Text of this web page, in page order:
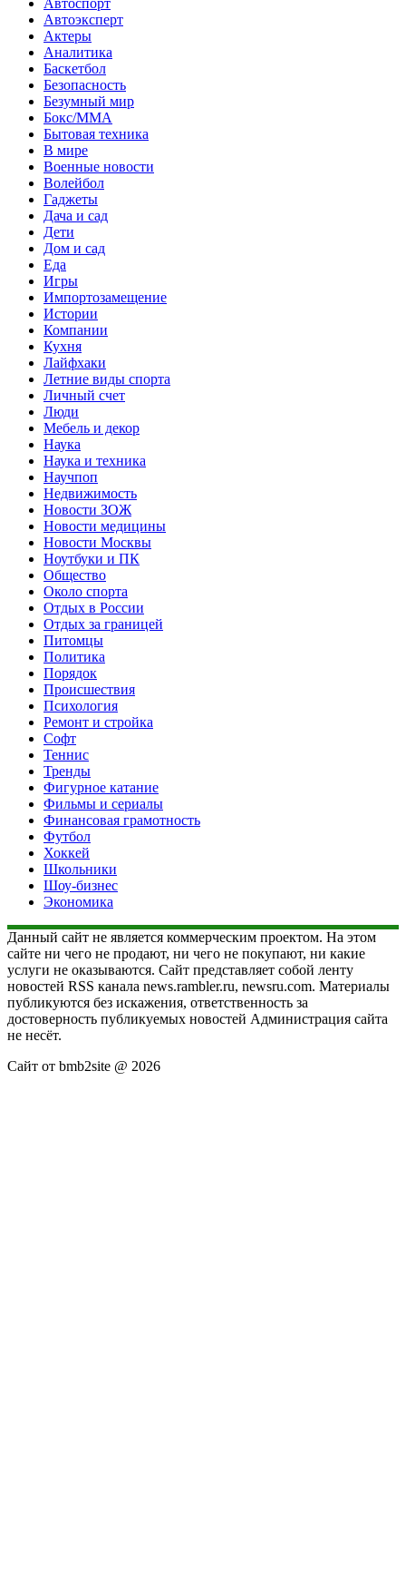
Автоэксперт
Актеры
Аналитика
Баскетбол
Безопасность
Безумный мир
Бокс/MMA
Бытовая техника
В мире
Военные новости
Волейбол
Гаджеты
Дача и сад
Дети
Дом и сад
Еда
Игры
Импортозамещение
Истории
Компании
Кухня
Лайфхаки
Летние виды спорта
Личный счет
Люди
Мебель и декор
Наука
Наука и техника
Научпоп
Недвижимость
Новости ЗОЖ
Новости медицины
Новости Москвы
Ноутбуки и ПК
Общество
Около спорта
Отдых в России
Отдых за границей
Питомцы
Политика
Порядок
Происшествия
Психология
Ремонт и стройка
Софт
Теннис
Тренды
Фигурное катание
Фильмы и сериалы
Финансовая грамотность
Футбол
Хоккей
Школьники
Шоу-бизнес
Экономика
Данный сайт не является коммерческим проектом. На этом
сайте ни чего не продают, ни чего не покупают, ни какие
услуги не оказываются. Сайт представляет собой ленту
новостей RSS канала news.rambler.ru, newsru.com. Материалы
публикуются без искажения, ответственность за
достоверность публикуемых новостей Администрация сайта
не несёт.
Сайт от bmb2site @ 2026